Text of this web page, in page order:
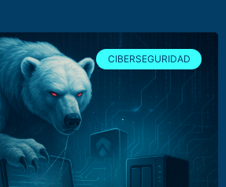
CIBERSEGURIDAD